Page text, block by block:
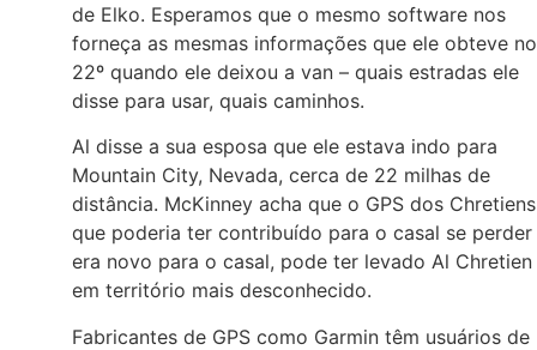
de Elko. Esperamos que o mesmo software nos
forneça as mesmas informações que ele obteve no
22º quando ele deixou a van – quais estradas ele
disse para usar, quais caminhos.
Al disse a sua esposa que ele estava indo para
Mountain City, Nevada, cerca de 22 milhas de
distância. McKinney acha que o GPS dos
que poderia ter contribuído para o casal se perder
era novo para o casal, pode ter levado Al Chretien
em território mais desconhecido.
Fabricantes de GPS como Garmin têm usuários de